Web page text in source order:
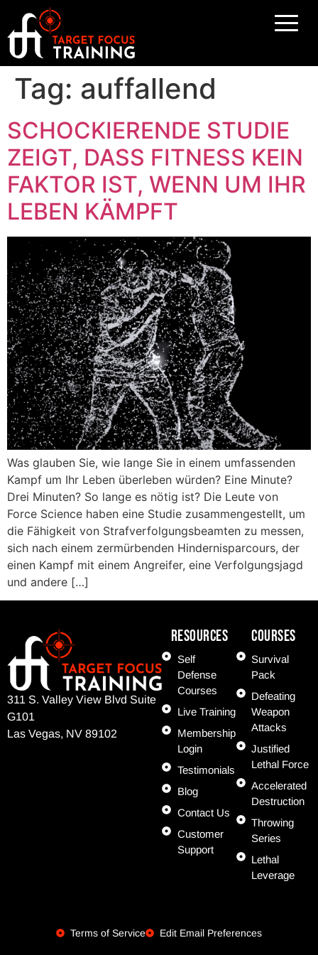
Tag: auffallend
SCHOCKIERENDE STUDIE
ZEIGT, DASS FITNESS KEIN
FAKTOR IST, WENN UM IHR
LEBEN KÄMPFT
Was glauben Sie, wie lange Sie in einem umfassenden
Kampf um Ihr Leben überleben würden? Eine Minute?
Drei Minuten? So lange es nötig ist? Die Leute von
Force Science haben eine Studie zusammengestellt, um
die Fähigkeit von Strafverfolgungsbeamten zu messen,
sich nach einem zermürbenden Hindernisparcours, der
einen Kampf mit einem Angreifer, eine Verfolgungsjagd
und andere […]
311 S. Valley View Blvd Suite
G101
Las Vegas, NV 89102
Resources
Self
Defense
Courses
Live Training
Membership
Login
Testimonials
Blog
Contact Us
Customer
Support
COURSES
Survival
Pack
Defeating
Weapon
Attacks
Justified
Lethal Force
Accelerated
Destruction
Throwing
Series
Lethal
Leverage
Terms of Service Edit Email Preferences